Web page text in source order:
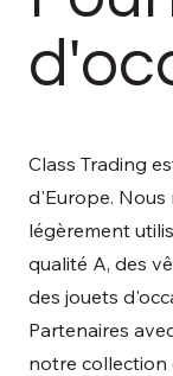
Class Trading
d'Europe. Nous
légèrement
qualité A, des
des jouets
Partenaires
notre collection